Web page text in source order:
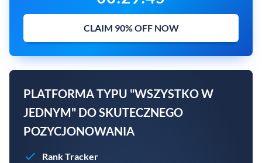
CLAIM 90% OFF NOW
PLATFORMA TYPU "WSZYSTKO W
JEDNYM" DO SKUTECZNEGO
POZYCJONOWANIA
Rank Tracker